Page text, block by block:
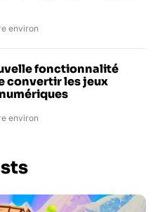
environ
fonctionnalité
convertir les jeux
environ